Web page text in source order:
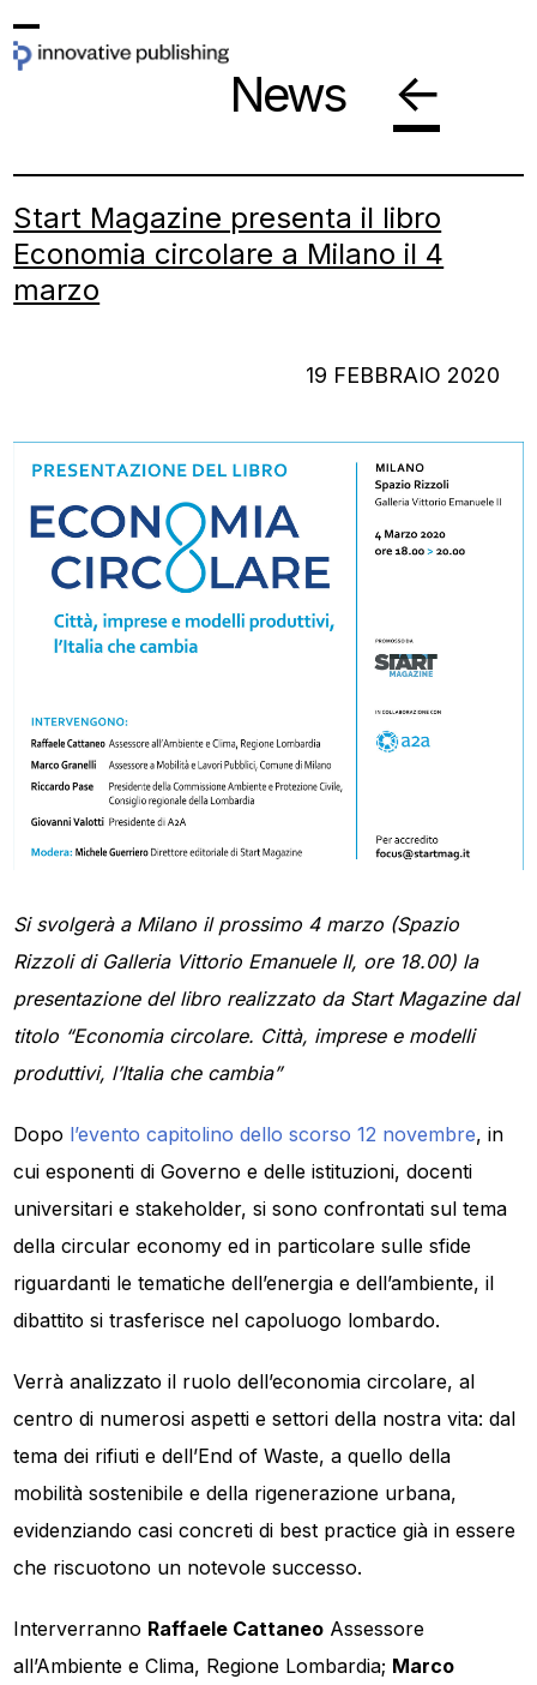
toOpen
Close
News ←
Start Magazine presenta il libro
Economia circolare a Milano il 4
marzo
19 FEBBRAIO 2020
Si svolgerà a Milano il prossimo 4 marzo (Spazio
Rizzoli di Galleria Vittorio Emanuele II, ore 18.00) la
presentazione del libro realizzato da Start Magazine dal
titolo “Economia circolare. Città, imprese e modelli
produttivi, l’Italia che cambia”
Dopo l’evento capitolino dello scorso 12 novembre, in
cui esponenti di Governo e delle istituzioni, docenti
universitari e stakeholder, si sono confrontati sul tema
della circular economy ed in particolare sulle sfide
riguardanti le tematiche dell’energia e dell’ambiente, il
dibattito si trasferisce nel capoluogo lombardo.
Verrà analizzato il ruolo dell’economia circolare, al
centro di numerosi aspetti e settori della nostra vita: dal
tema dei rifiuti e dell’End of Waste, a quello della
mobilità sostenibile e della rigenerazione urbana,
evidenziando casi concreti di best practice già in essere
che riscuotono un notevole successo.
Interverranno Raffaele Cattaneo Assessore
all’Ambiente e Clima, Regione Lombardia; Marco